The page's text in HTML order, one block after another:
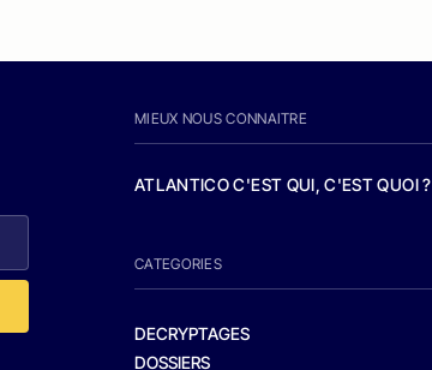
MIEUX NOUS CONNAITRE
ATLANTICO C'EST QUI, C'EST QUOI ?
CATEGORIES
DECRYPTAGES
DOSSIERS